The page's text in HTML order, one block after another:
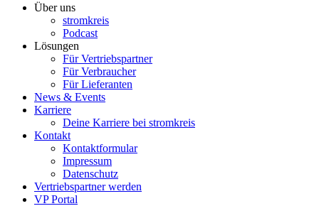
Über uns
stromkreis
Podcast
Lösungen
Für Vertriebspartner
Für Verbraucher
Für Lieferanten
News & Events
Karriere
Deine Karriere bei stromkreis
Kontakt
Kontaktformular
Impressum
Datenschutz
Vertriebspartner werden
VP Portal